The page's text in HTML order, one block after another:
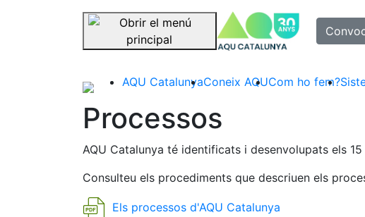
Saltar la navegació
selected
AQU CatalunyaConeix AQUCom ho fem?
Processos
AQU Catalunya té identificats i desenvolupats els
Consulteu els procediments que descriuen els
Els processos d'AQU Catalunya